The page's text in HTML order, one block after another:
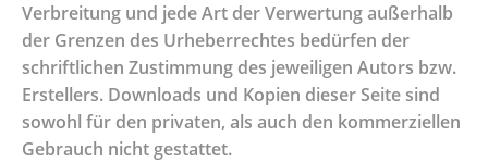
Verbreitung und jede Art der Verwertung außerhalb
der Grenzen des Urheberrechtes bedürfen der
schriftlichen Zustimmung des jeweiligen Autors bzw.
Erstellers. Downloads und Kopien dieser Seite sind
sowohl für den privaten, als auch den kommerziellen
Gebrauch nicht gestattet.